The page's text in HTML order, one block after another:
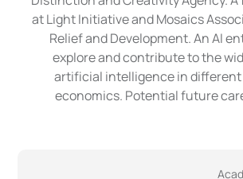
at Light Initiative and Mosaics
Relief and Development. An AI
explore and contribute to the
artificial intelligence in different
economics. Potential future